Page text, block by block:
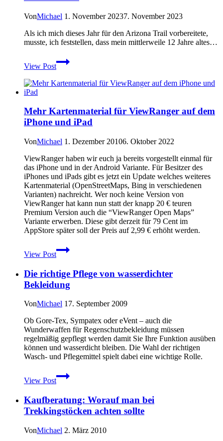
iPad
VonMichael 1. November 20237. November 2023
Als ich mich dieses Jahr für den Arizona Trail vorbereitete,
musste, ich feststellen, dass mein mittlerweile 12 Jahre altes…
View Post
Durston
X-
1
Mein
Zelt
dem
Trail
Mehr Kartenmaterial für ViewRanger auf dem
iPhone und iPad
VonMichael 1. Dezember 20106. Oktober 2022
ViewRanger haben wir euch ja bereits vorgestellt einmal für
das iPhone und in der Android Variante. Für Besitzer des
iPhones und iPads gibt es jetzt ein Update welches weiteres
Kartenmaterial (OpenStreetMaps, Bing in verschiedenen
Varianten) nachreicht. Wer noch keine Version von
ViewRanger hat kann nun statt der knapp 20 € teuren
Premium Version auch die “ViewRanger Open Maps”
Variante erwerben. Diese gibt derzeit für 79 Cent im
AppStore später soll der Preis auf 2,99 € erhöht werden.
View Post
Mehr
Kartenmaterial
ViewRanger
auf
dem
iPhone
und
iPad
Die richtige Pflege von wasserdichter
Bekleidung
VonMichael 17. September 2009
Ob Gore-Tex, Sympatex oder eVent – auch die
Wunderwaffen für Regenschutzbekleidung müssen
regelmäßig gepflegt werden damit Sie Ihre Funktion ausüben
können und wasserdicht bleiben. Die Wahl der richtigen
Wasch- und Pflegemittel spielt dabei eine wichtige Rolle.
View Post
Die
richtige
von
wasserdichter
Bekleidung
Kaufberatung: Worauf man bei
Trekkingstöcken achten sollte
VonMichael 2. März 2010